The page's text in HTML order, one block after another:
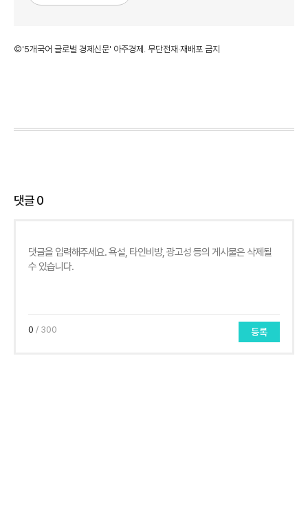
©'5개국어 글로벌 경제신문' 아주경제. 무단전재·재배포 금지
댓글0
0 / 300 등록